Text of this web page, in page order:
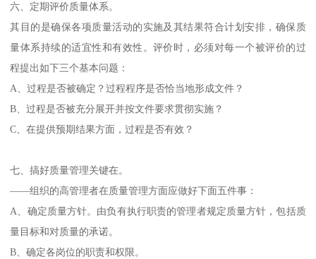
六、定期评价质量体系。
其目的是确保各项质量活动的实施及其结果符合计划安排，确保质
量体系持续的适宜性和有效性。评价时，必须对每一个被评价的过
程提出如下三个基本问题：
A、过程是否被确定？过程程序是否恰当地形成文件？
B、过程是否被充分展开并按文件要求贯彻实施？
C、在提供预期结果方面，过程是否有效？
七、搞好质量管理关键在。
——组织的高管理者在质量管理方面应做好下面五件事：
A、确定质量方针。由负有执行职责的管理者规定质量方针，包括质
量目标和对质量的承诺。
B、确定各岗位的职责和权限。